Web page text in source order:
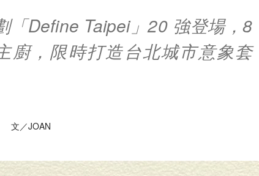
「Define Taipei」20 強登場，8
廚，限時打造台北城市意象套
文／JOAN